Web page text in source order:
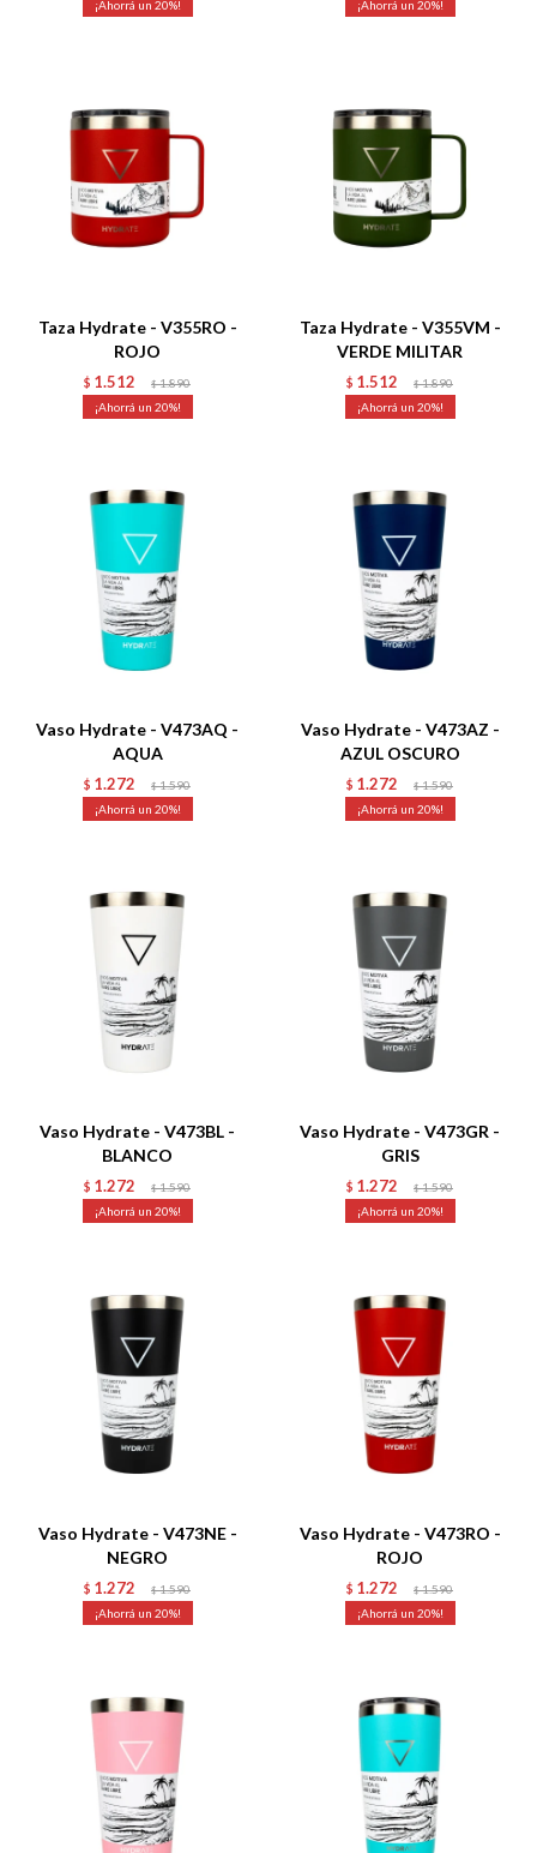
20 20
Taza Hydrate - V355RO -
ROJO
$ 1.512 $ 1.890
20
Taza Hydrate - V355VM -
VERDE MILITAR
$ 1.512 $ 1.890
20
Vaso Hydrate - V473AQ -
AQUA
$ 1.272 $ 1.590
20
Vaso Hydrate - V473AZ -
AZUL OSCURO
$ 1.272 $ 1.590
20
Vaso Hydrate - V473BL -
BLANCO
$ 1.272 $ 1.590
20
Vaso Hydrate - V473GR -
GRIS
$ 1.272 $ 1.590
20
Vaso Hydrate - V473NE -
NEGRO
$ 1.272 $ 1.590
20
Vaso Hydrate - V473RO -
ROJO
$ 1.272 $ 1.590
20